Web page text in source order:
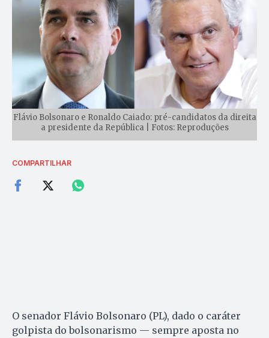
Flávio Bolsonaro e Ronaldo Caiado: pré-candidatos da direita
a presidente da República | Fotos: Reproduções
COMPARTILHAR
O senador Flávio Bolsonaro (PL), dado o caráter
golpista do bolsonarismo — sempre aposta no